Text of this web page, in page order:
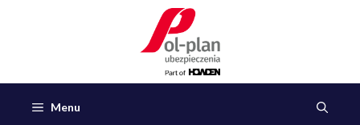
Menu